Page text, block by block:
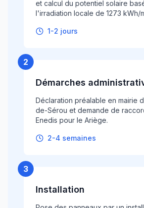
et calcul du potentiel solaire
l'irradiation locale de 1273 kWh/
1-2 jours
2
Démarches
Déclaration préalable en mairie
de-Sérou et demande de
Enedis pour le Ariège.
2-4 semaines
3
Installation